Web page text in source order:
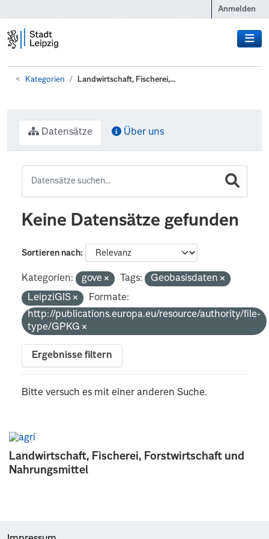
Anmelden
Kategorien Landwirtschaft, Fischerei,...
Landwirtschaft, Fischerei, Forstwirtschaft und
Nahrungsmittel
Datensätze Über uns
Keine Datensätze gefunden
Sortieren nach
Kategorien: gove Tags:
Geobasisdaten
LeipziGIS
Formate:
http://publications.europa.eu/resource/authority/file-
type/GPKG
Ergebnisse filtern
Bitte versuch es mit einer anderen Suche.